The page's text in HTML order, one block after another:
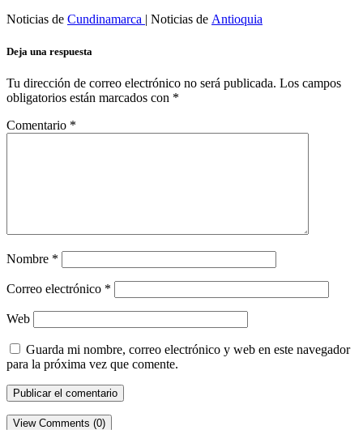
Noticias de Cundinamarca | Noticias de Antioquia
Deja una respuesta
Tu dirección de correo electrónico no será publicada. Los campos
obligatorios están marcados con *
Comentario *
Nombre *
Correo electrónico *
Web
Guarda mi nombre, correo electrónico y web en este navegador
para la próxima vez que comente.
View Comments (0)